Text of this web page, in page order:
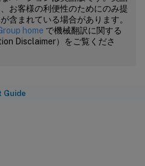
お客様の利便性のためにのみ提
含まれている場合があります。
home で機械翻訳に関する
Disclaimer）をご覧くださ
Guide